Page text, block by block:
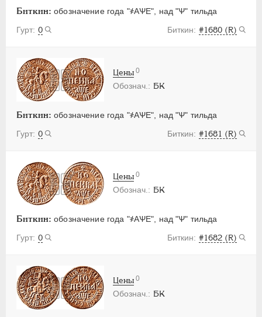
Биткин: обозначение года "҂АѰЕ", над "Ѱ" тильда
0
#1680 (R)
БК
Биткин: обозначение года "҂АѰЕ", над "Ѱ" тильда
0
#1681 (R)
Цены 0
БК
Биткин: обозначение года "҂АѰЕ", над "Ѱ" тильда
0
#1682 (R)
Цены 0
БК
Цены 0